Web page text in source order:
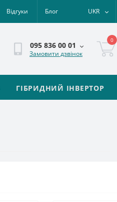
Відгуки Блог UKR
095 836 00 01
Замовити дзвінок
0
ГІБРИДНИЙ ІНВЕРТОР